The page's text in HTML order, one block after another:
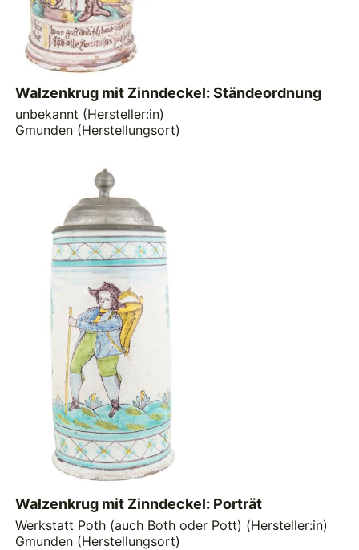
Walzenkrug mit Zinndeckel: Ständeordnung
unbekannt (Hersteller:in)
Gmunden (Herstellungsort)
Walzenkrug mit Zinndeckel: Porträt
Werkstatt Poth (auch Both oder Pott) (Hersteller:in)
Gmunden (Herstellungsort)